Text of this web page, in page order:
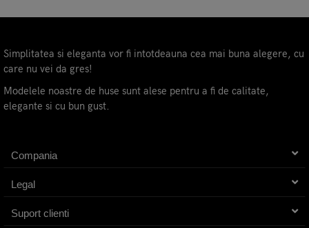
Simplitatea si eleganta vor fi intotdeauna cea mai buna alegere, cu
care nu vei da gres!
Modelele noastre de huse sunt alese pentru a fi de calitate,
elegante si cu bun gust.
Compania
Legal
Suport clienti